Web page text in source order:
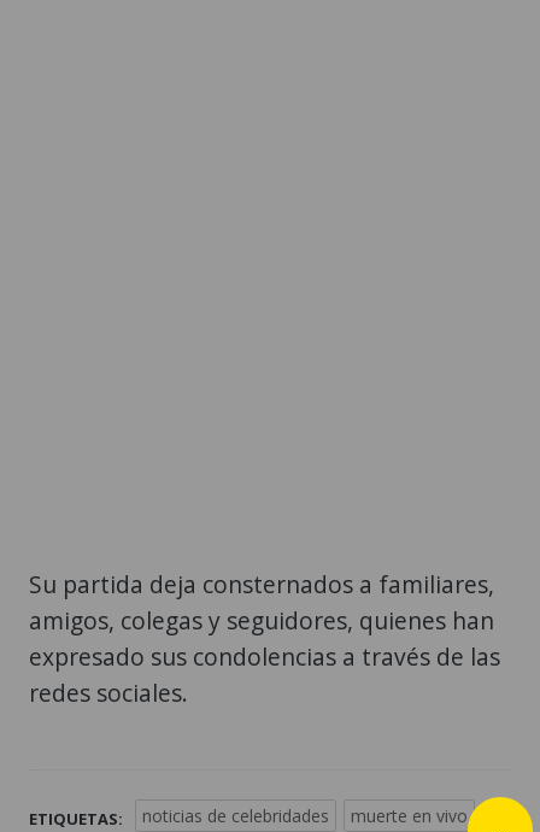
Su partida deja consternados a familiares,
amigos, colegas y seguidores, quienes han
expresado sus condolencias a través de las
redes sociales.
ETIQUETAS: noticias de celebridades
muerte en vivo